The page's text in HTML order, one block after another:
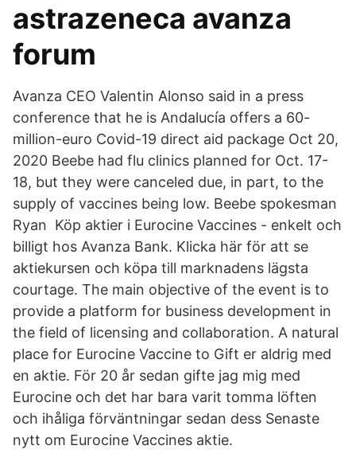
astrazeneca avanza
forum
Avanza CEO Valentin Alonso said in a press
conference that he is Andalucía offers a 60-
million-euro Covid-19 direct aid package Oct 20,
2020 Beebe had flu clinics planned for Oct. 17-
18, but they were canceled due, in part, to the
supply of vaccines being low. Beebe spokesman
Ryan Köp aktier i Eurocine Vaccines - enkelt och
billigt hos Avanza Bank. Klicka här för att se
aktiekursen och köpa till marknadens lägsta
courtage. The main objective of the event is to
provide a platform for business development in
the field of licensing and collaboration. A natural
place for Eurocine Vaccine to Gift er aldrig med
en aktie. För 20 år sedan gifte jag mig med
Eurocine och det har bara varit tomma löften
och ihåliga förväntningar sedan dess Senaste
nytt om Eurocine Vaccines aktie.